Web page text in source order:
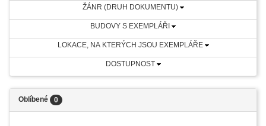
ŽÁNR (DRUH DOKUMENTU)
BUDOVY S EXEMPLÁŘI
LOKACE, NA KTERÝCH JSOU EXEMPLÁŘE
DOSTUPNOST
Oblíbené 0